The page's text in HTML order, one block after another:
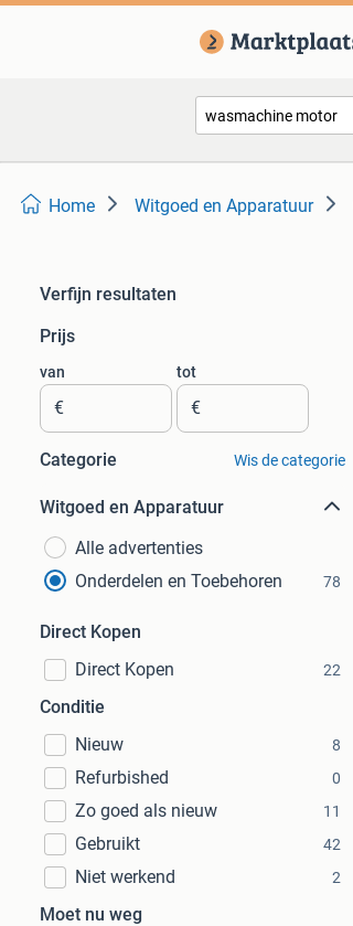
Home Witgoed en Apparatuur
Verfijn resultaten
Prijs
van
€
tot
€
Categorie Wis de categorie
Witgoed en Apparatuur
Alle advertenties
Onderdelen en Toebehoren
78
Direct Kopen
Direct Kopen
22
Conditie
Nieuw
8
Refurbished 0
Zo goed als nieuw 11
Gebruikt 42
Niet werkend 2
Moet nu weg